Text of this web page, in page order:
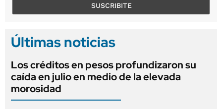
SUSCRIBITE
Últimas noticias
Los créditos en pesos profundizaron su
caída en julio en medio de la elevada
morosidad